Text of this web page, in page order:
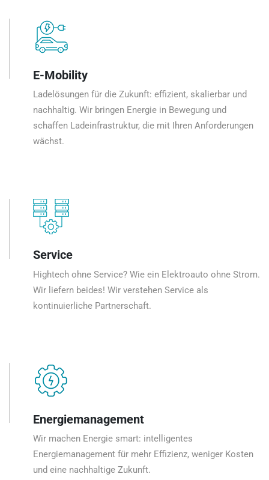
E-Mobility
Ladelösungen für die Zukunft: effizient, skalierbar und
nachhaltig. Wir bringen Energie in Bewegung und
schaffen Ladeinfrastruktur, die mit Ihren Anforderungen
wächst.
Service
Hightech ohne Service? Wie ein Elektroauto ohne Strom.
Wir liefern beides! Wir verstehen Service als
kontinuierliche Partnerschaft.
Energiemanagement
Wir machen Energie smart: intelligentes
Energiemanagement für mehr Effizienz, weniger Kosten
und eine nachhaltige Zukunft.